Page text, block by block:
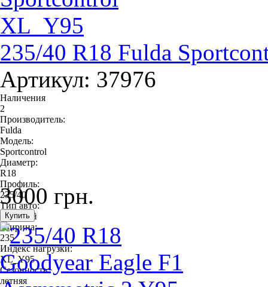
235/40 R18 Fulda
Артикул: 37976
Наличения
2
Производитель:
Fulda
Модель:
Sportcontrol
Диаметр:
R18
Профиль:
235/40
Тип авто:
легковой
Ширина:
235
Индекс нагрузки:
XL_Y95
Сезонность:
летняя
3000 грн.